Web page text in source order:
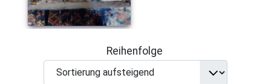
Reihenfolge